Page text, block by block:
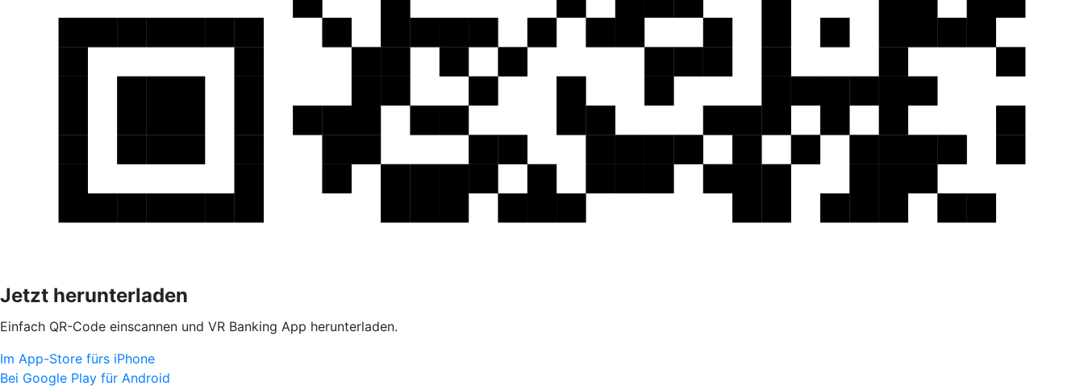
Jetzt herunterladen
Einfach QR-Code einscannen und VR Banking App herunterladen.
Im App-Store fürs iPhone
Bei Google Play für Android